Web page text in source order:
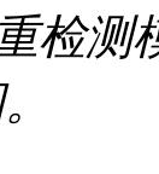
检